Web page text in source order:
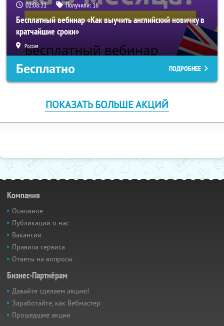
02:08:30 Получили:16
Бесплатный вебинар «Как выучить английский новичку в
кратчайшие сроки»
Россия
Бесплатно ПОДРОБНЕЕ
ПОКАЗАТЬ БОЛЬШЕ АКЦИЙ
Компания
Основное
Публикации о нас
Вакансии
Правила сервиса
Ответы на вопросы
Бизнес-Партнёрам
Давайте сделаем акцию!
Заработайте, как Вебмастер
Прошедшие акции